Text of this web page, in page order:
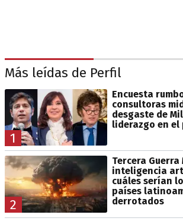
Más leídas de Perfil
1
Encuesta
consultoras
desgaste de
liderazgo en el
2
Tercera
inteligencia
cuáles serían
países
derrotados